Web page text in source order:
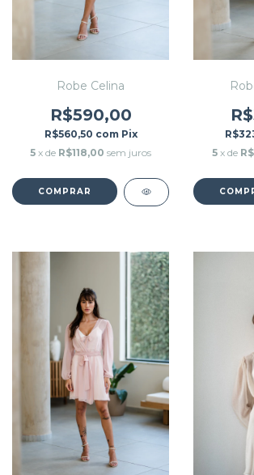
Robe Celina
R$590,00
R$560,50 com Pix
5 x de R$118,00 sem juros
COMPRAR
5 x de